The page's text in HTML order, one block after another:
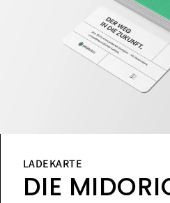
LADEKARTE
DIE